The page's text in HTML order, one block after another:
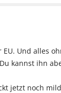
Und alles
kannst ihn
jetzt noch